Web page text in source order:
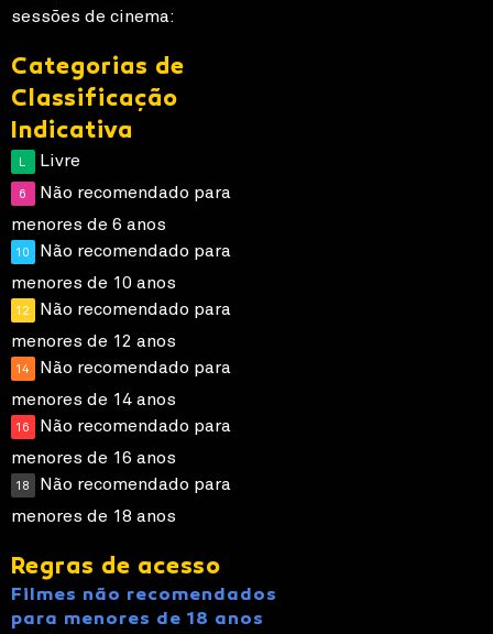
sessões de cinema:
Categorias de
Classificação
Indicativa
Livre
6
Não recomendado para
menores de 6 anos
10
Não recomendado para
menores de 10 anos
12
Não recomendado para
menores de 12 anos
14
Não recomendado para
menores de 14 anos
16
Não recomendado para
menores de 16 anos
18
Não recomendado para
menores de 18 anos
Regras de acesso
Filmes não recomendados
para menores de 18 anos